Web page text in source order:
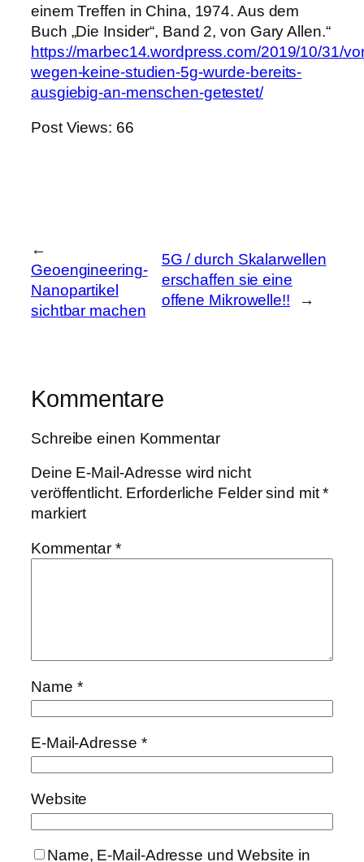
einem Treffen in China, 1974. Aus dem
Buch „Die Insider“, Band 2, von Gary Allen.“
https://marbec14.wordpress.com/2019/10/31/
wegen-keine-studien-5g-wurde-bereits-
ausgiebig-an-menschen-getestet/
Post Views: 66
←
Geoengineering-
Nanopartikel
sichtbar machen
5G / durch Skalarwellen
erschaffen sie eine
offene Mikrowelle!!
→
Kommentare
Schreibe einen Kommentar
Deine E-Mail-Adresse wird nicht
veröffentlicht. Erforderliche Felder sind mit*
markiert
Kommentar*
Name *
E-Mail-Adresse *
Website
Name, E-Mail-Adresse und Website in